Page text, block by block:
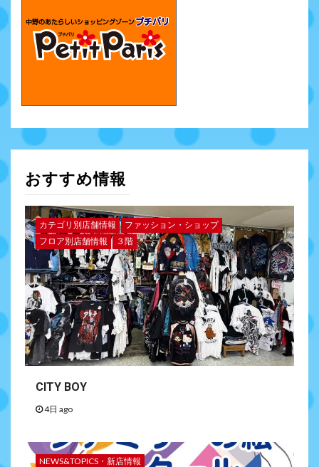
おすすめ情報
カテゴリ別店舗情報
ファッション・ショップ
フロア別店舗情報
３階
CITY BOY
4日 ago
NEWS&TOPICS・新店情報